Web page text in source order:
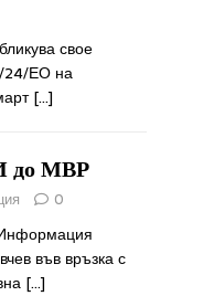
свое
24/ЕО на
[…]
до МВР
0
във връзка с
[…]